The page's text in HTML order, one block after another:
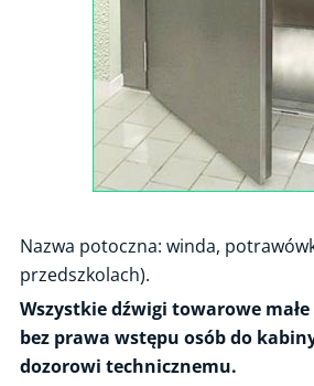
Podest ruchomy załadowczy na pojeździe
Urządzenia do odzysku par paliwa
Badania techniczne urządzeń
Naprawy i modernizacje
Wytwarzanie
Wykazy uprawnionych zakładów
Kwalifikacje osób
Uznawanie laboratoriów
Uzgadnianie programów szkoleń
Nazwa potoczna: winda,
przedszkolach).
Wszystkie dźwigi towarowe
bez prawa wstępu osób do
dozorowi technicznemu.